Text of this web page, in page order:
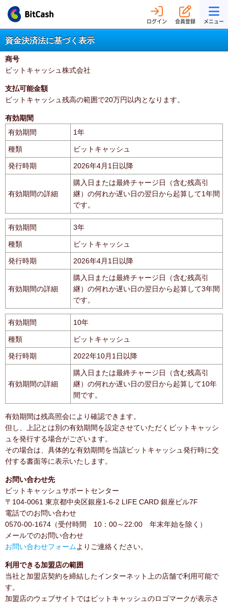
ログイン 会員登録 メニュー
資金決済法に基づく表示
商号
ビットキャッシュ株式会社
支払可能金額
ビットキャッシュ残高の範囲で20万円以内となります。
有効期間
有効期間
1年
種類 ビットキャッシュ
発行時期 2026年4月1日以降
有効期間の詳細
購入日または最終チャージ日（含む残高引
継）の何れか遅い日の翌日から起算して1年間
です。
有効期間 3年
種類 ビットキャッシュ
発行時期 2026年4月1日以降
有効期間の詳細
購入日または最終チャージ日（含む残高引
継）の何れか遅い日の翌日から起算して3年間
です。
有効期間 10年
種類 ビットキャッシュ
発行時期 2022年10月1日以降
有効期間の詳細
購入日または最終チャージ日（含む残高引
継）の何れか遅い日の翌日から起算して10年
間です。
有効期間は残高照会により確認できます。
但し、上記とは別の有効期間を設定させていただくビットキャッシ
ュを発行する場合がございます。
その場合は、具体的な有効期間を当該ビットキャッシュ発行時に交
付する書面等に表示いたします。
お問い合わせ先
ビットキャッシュサポートセンター
〒104-0061 東京都中央区銀座1-6-2 LIFE CARD 銀座ビル7F
電話でのお問い合わせ
0570-00-1674（受付時間 10：00～22:00 年末年始を除く）
メールでのお問い合わせ
お問い合わせフォームよりご連絡ください。
利用できる加盟店の範囲
当社と加盟店契約を締結したインターネット上の店舗で利用可能で
す。
加盟店のウェブサイトではビットキャッシュのロゴマークが表示さ